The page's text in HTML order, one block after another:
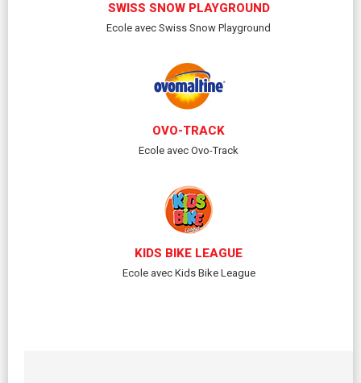
SWISS SNOW PLAYGROUND
Ecole avec Swiss Snow Playground
OVO-TRACK
Ecole avec Ovo-Track
KIDS BIKE LEAGUE
Ecole avec Kids Bike League